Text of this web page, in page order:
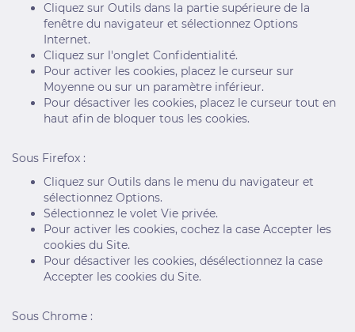
Cliquez sur Outils dans la partie supérieure de la
fenêtre du navigateur et sélectionnez Options
Internet.
Cliquez sur l'onglet Confidentialité.
Pour activer les cookies, placez le curseur sur
Moyenne ou sur un paramètre inférieur.
Pour désactiver les cookies, placez le curseur tout en
haut afin de bloquer tous les cookies.
Sous Firefox :
Cliquez sur Outils dans le menu du navigateur et
sélectionnez Options.
Sélectionnez le volet Vie privée.
Pour activer les cookies, cochez la case Accepter les
cookies du Site.
Pour désactiver les cookies, désélectionnez la case
Accepter les cookies du Site.
Sous Chrome :